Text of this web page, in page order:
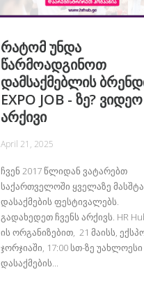
Რატომ Უნდა
Წარმოადგინოთ
Დამსაქმებლის
EXPO JOB - Ზე? Ვიდეო
Არქივი
April 21, 2025
Ჩვენ 2017 Წლიდან Ვატარებთ
Საქართველოში Ყველაზე
Დასაქმების Ფესტივალებს.
Გადახედეთ Ჩვენს Არქივს. HR
Ის Ორგანიზებით, 21 Მაისს,
Ჯორჯიაში, 17:00 Სთ-Ზე Უახლოესი
Დასაქმების...